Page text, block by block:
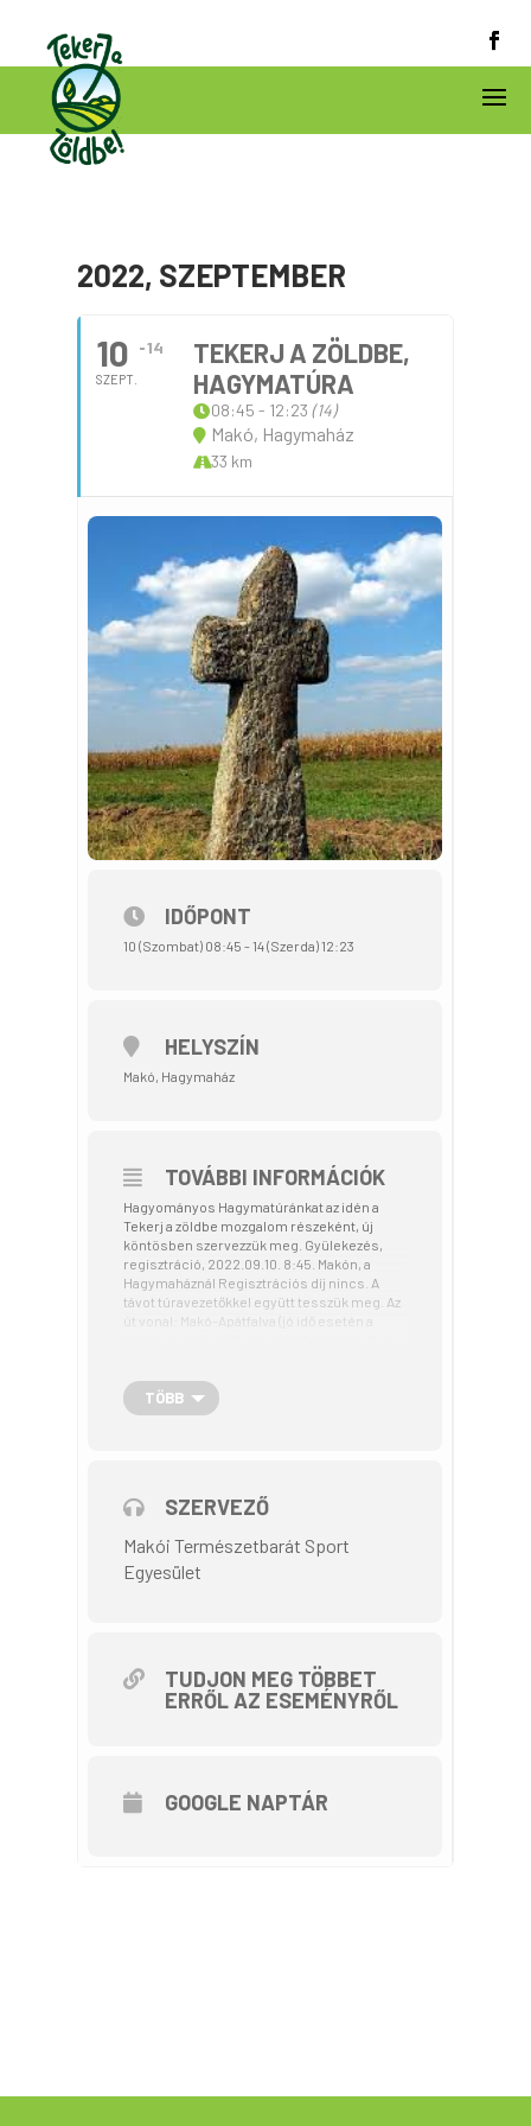
2022, SZEPTEMBER
10
SZEPT.
14
TEKERJ A ZÖLDBE,
HAGYMATÚRA
08:45 - 12:23 (14)
Makó, Hagymaház
33 km
IDŐPONT
10 (Szombat) 08:45 - 14 (Szerda) 12:23
HELYSZÍN
Makó, Hagymaház
TOVÁBBI INFORMÁCIÓK
Hagyományos Hagymatúránkat az idén a
Tekerj a zöldbe mozgalom részeként, új
köntösben szervezzük meg. Gyülekezés,
regisztráció, 2022.09.10. 8:45. Makón, a
Hagymaháznál Regisztrációs díj nincs. A
távot túravezetőkkel együtt tesszük meg. Az
út vonal: Makó-Apátfalva (jó idő esetén a
vissza Makóra. A résztvevők utólagosan
kapnak névre szóló emléklapot az email
címükre, ezért azt a regisztrációnál meg kell
TÖBB
SZERVEZŐ
Makói Természetbarát Sport
Egyesület
TUDJON MEG TÖBBET
ERRŐL AZ ESEMÉNYRŐL
GOOGLE NAPTÁR